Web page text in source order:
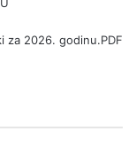
za 2026. godinu.PDF